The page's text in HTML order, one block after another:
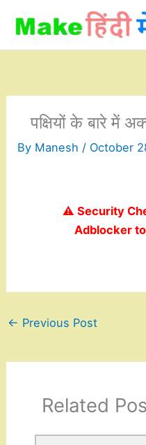
content
पक्षियों के बारे में
By Manesh / October
⚠️ Security
Adblocker
← Previous Post
Related